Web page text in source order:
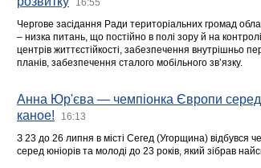
Чергове засідання Ради територіальних громад
– низка питань, що постійно в полі зору й на
центрів життєстійкості, забезпечення внутрішньо
планів, забезпечення сталого мобільного зв’язку.
Анна Юр'єва — чемпіонка Європи серед
каное!
16:13
З 23 до 26 липня в місті Сегед (Угорщина) відбувся
серед юніорів та молоді до 23 років, який зібрав